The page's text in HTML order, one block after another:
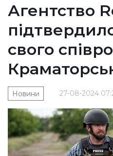
Агентство
свого
27-08-2024
Новини